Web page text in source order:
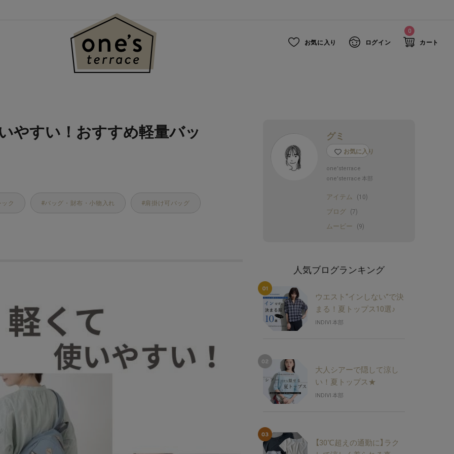
お気に入り ログイン
0
カート
やすい！おすすめ軽量バッ
ク バッグ・財布・小物入れ 肩掛け可バッグ
グミ
お気に入り
one'sterrace
one'sterrace 本部
アイテム (10)
ブログ (7)
ムービー (9)
人気ブログランキング
ウエスト“インしない”で決
まる！夏トップス10選♪
INDIVI 本部
大人シアーで隠して涼し
い！夏トップス★
INDIVI 本部
【30℃超えの通勤に】ラク